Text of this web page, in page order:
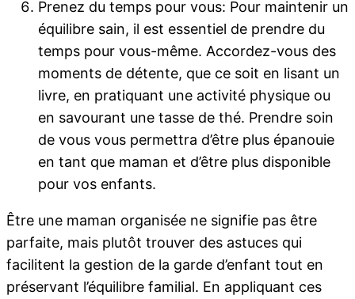
Prenez du temps pour vous: Pour maintenir un
équilibre sain, il est essentiel de prendre du
temps pour vous-même. Accordez-vous des
moments de détente, que ce soit en lisant un
livre, en pratiquant une activité physique ou
en savourant une tasse de thé. Prendre soin
de vous vous permettra d’être plus épanouie
en tant que maman et d’être plus disponible
pour vos enfants.
Être une maman organisée ne signifie pas être
parfaite, mais plutôt trouver des astuces qui
facilitent la gestion de la garde d’enfant tout en
préservant l’équilibre familial. En appliquant ces